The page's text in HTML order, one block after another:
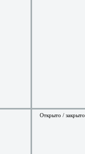
Открыто / закрыто